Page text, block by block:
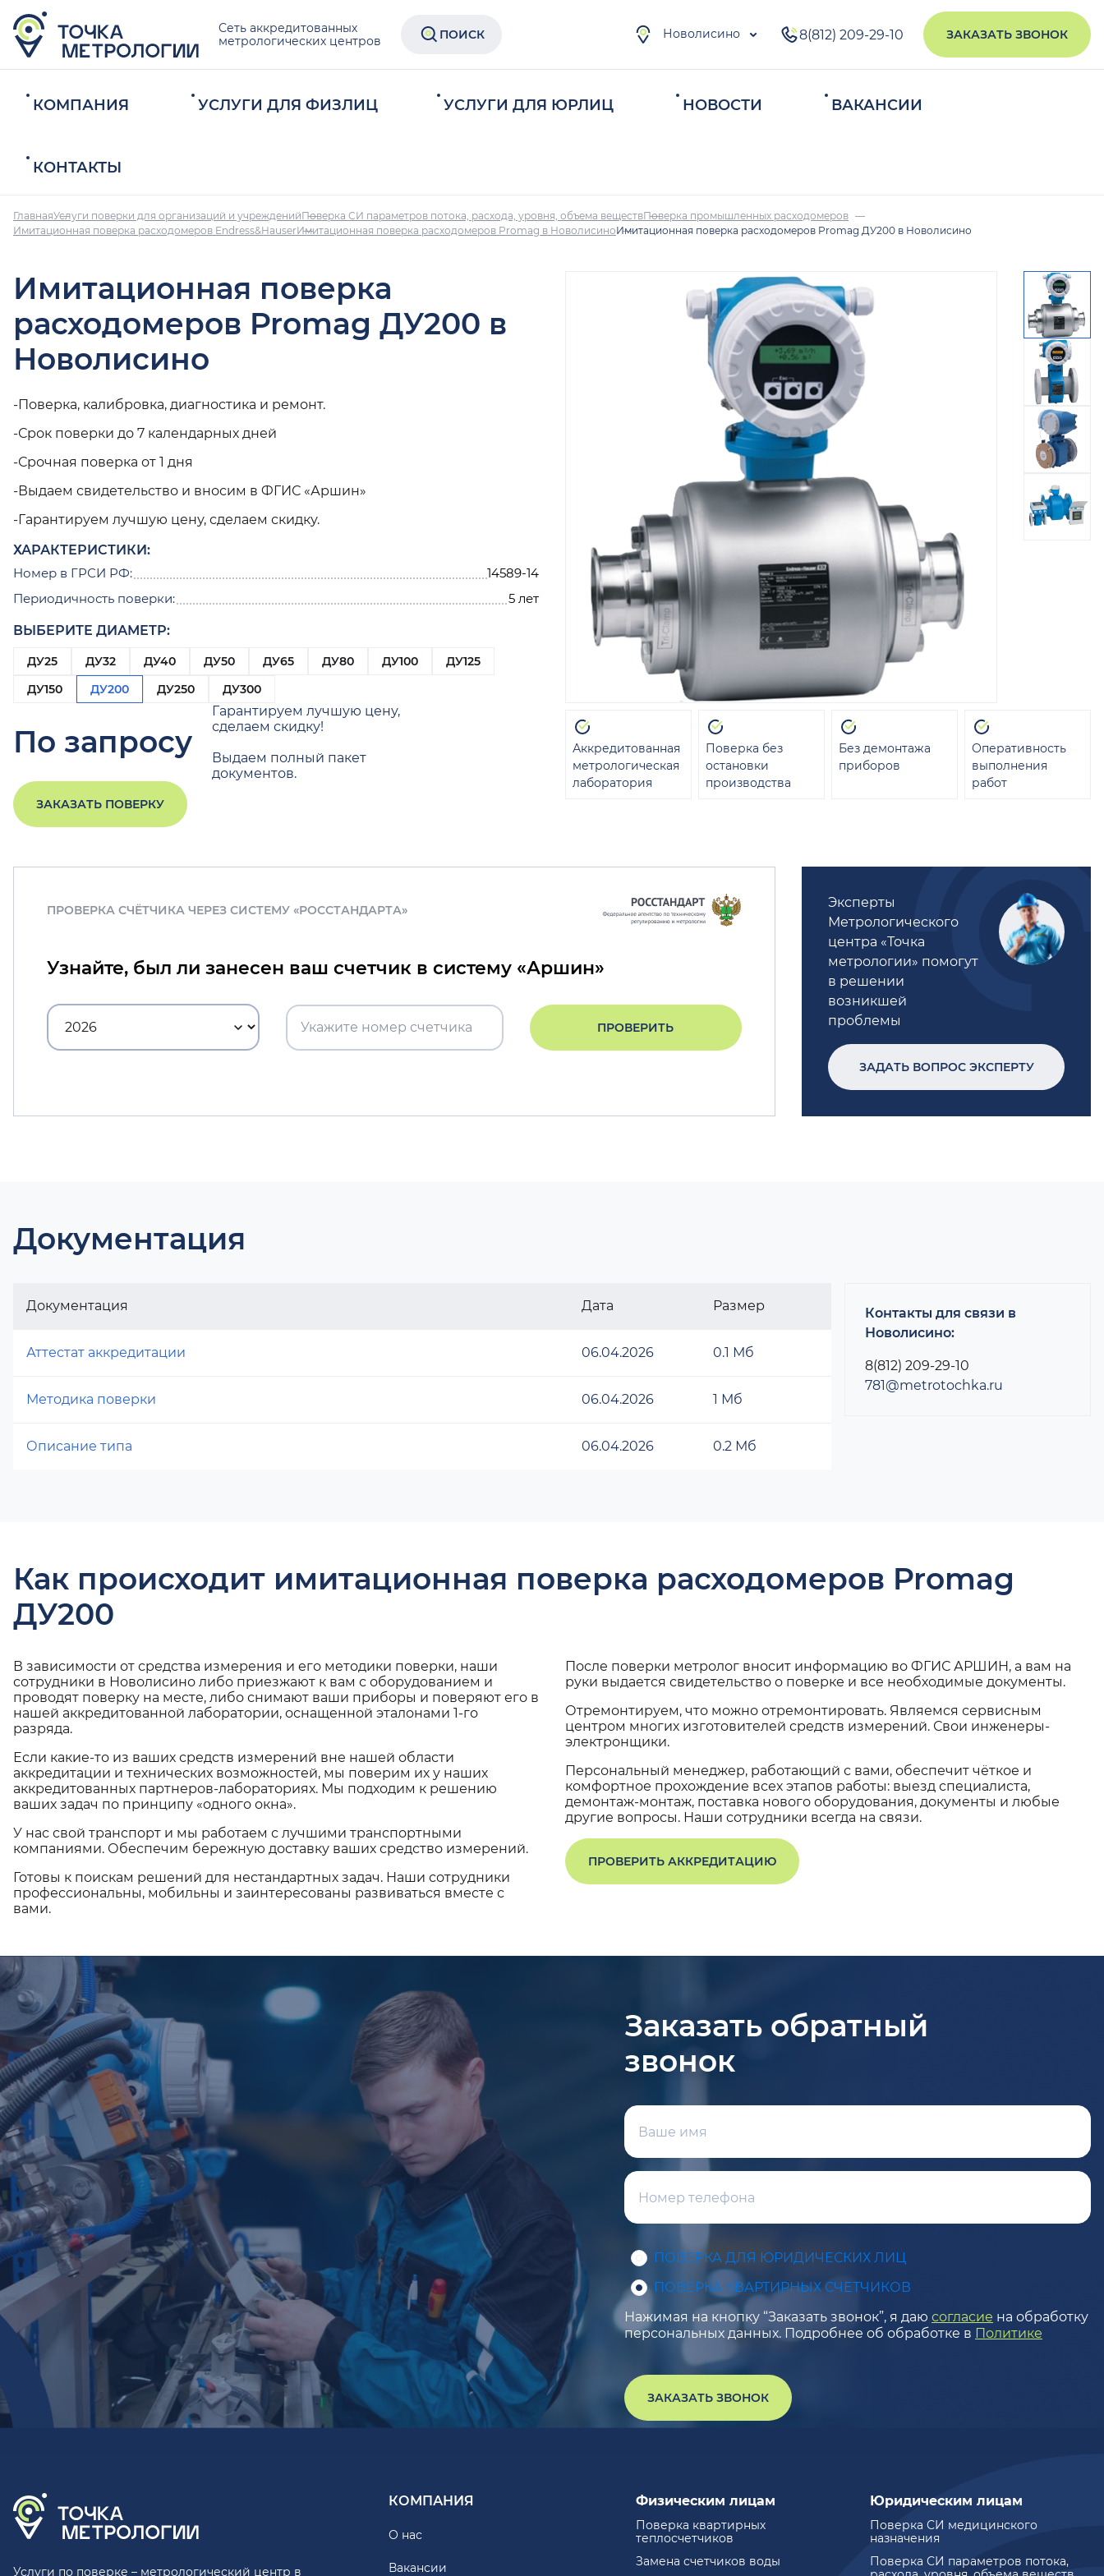
Сеть аккредитованных
метрологических центров
ПОИСК Новолисино 8(812) 209-29-10 ЗАКАЗАТЬ ЗВОНОК
КОМПАНИЯ УСЛУГИ ДЛЯ ФИЗЛИЦ УСЛУГИ ДЛЯ ЮРЛИЦ НОВОСТИ ВАКАНСИИ
КОНТАКТЫ
ГлавнаяУслуги поверки для организаций и учрежденийПоверка СИ параметров потока, расхода, уровня, объема веществПоверка промышленных расходомеров
Имитационная поверка расходомеров Endress&HauserИмитационная поверка расходомеров Promag в НоволисиноИмитационная поверка расходомеров Promag ДУ200 в Новолисино
Имитационная поверка
расходомеров Promag ДУ200 в
Новолисино
-Поверка, калибровка, диагностика и ремонт.
-Срок поверки до 7 календарных дней
-Срочная поверка от 1 дня
-Выдаем свидетельство и вносим в ФГИС «Аршин»
-Гарантируем лучшую цену, сделаем скидку.
ХАРАКТЕРИСТИКИ:
Номер в ГРСИ РФ:
14589-14
Периодичность поверки:
5 лет
ВЫБЕРИТЕ ДИАМЕТР:
ДУ25 ДУ32 ДУ40 ДУ50 ДУ65 ДУ80 ДУ100
ДУ125
ДУ150
ДУ200 ДУ250 ДУ300
По запросу
Гарантируем лучшую цену,
сделаем скидку!
Выдаем полный пакет
документов.
ЗАКАЗАТЬ ПОВЕРКУ
Аккредитованная
метрологическая
лаборатория
Поверка без
остановки
производства
Без демонтажа
приборов
Оперативность
выполнения
работ
ПРОВЕРКА СЧЁТЧИКА ЧЕРЕЗ СИСТЕМУ «РОССТАНДАРТА»
Узнайте, был ли занесен ваш счетчик в систему «Аршин»
ПРОВЕРИТЬ
Эксперты
Метрологического
центра «Точка
метрологии» помогут
в решении
возникшей
проблемы
ЗАДАТЬ ВОПРОС ЭКСПЕРТУ
Документация
Документация Дата Размер
Аттестат аккредитации 06.04.2026 0.1 Мб
Методика поверки 06.04.2026 1 Мб
Описание типа 06.04.2026 0.2 Мб
Контакты для связи в
Новолисино:
8(812) 209-29-10
781@metrotochka.ru
Как происходит имитационная поверка расходомеров Promag
ДУ200
В зависимости от средства измерения и его методики поверки, наши
сотрудники в Новолисино либо приезжают к вам с оборудованием и
проводят поверку на месте, либо снимают ваши приборы и поверяют его в
нашей аккредитованной лаборатории, оснащенной эталонами 1-го
разряда.
Если какие-то из ваших средств измерений вне нашей области
аккредитации и технических возможностей, мы поверим их у наших
аккредитованных партнеров-лабораториях. Мы подходим к решению
ваших задач по принципу «одного окна».
У нас свой транспорт и мы работаем с лучшими транспортными
компаниями. Обеспечим бережную доставку ваших средство измерений.
Готовы к поискам решений для нестандартных задач. Наши сотрудники
профессиональны, мобильны и заинтересованы развиваться вместе с
вами.
После поверки метролог вносит информацию во ФГИС АРШИН, а вам на
руки выдается свидетельство о поверке и все необходимые документы.
Отремонтируем, что можно отремонтировать. Являемся сервисным
центром многих изготовителей средств измерений. Свои инженеры-
электронщики.
Персональный менеджер, работающий с вами, обеспечит чёткое и
комфортное прохождение всех этапов работы: выезд специалиста,
демонтаж-монтаж, поставка нового оборудования, документы и любые
другие вопросы. Наши сотрудники всегда на связи.
ПРОВЕРИТЬ АККРЕДИТАЦИЮ
Заказать обратный
звонок
ПОВЕРКА ДЛЯ ЮРИДИЧЕСКИХ ЛИЦ
ПОВЕРКА КВАРТИРНЫХ СЧЕТЧИКОВ
Нажимая на кнопку “Заказать звонок”, я даю согласие на обработку
персональных данных. Подробнее об обработке в Политике
ЗАКАЗАТЬ ЗВОНОК
Услуги по поверке – метрологический центр в
КОМПАНИЯ
О нас
Вакансии
Физическим лицам
Поверка квартирных
теплосчетчиков
Замена счетчиков воды
Юридическим лицам
Поверка СИ медицинского
назначения
Поверка СИ параметров потока,